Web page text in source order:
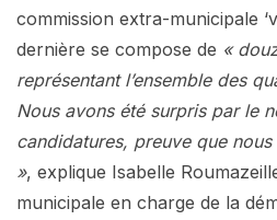
commission extra-municipale
dernière se compose de «
représentant l’ensemble des
Nous avons été surpris par le
candidatures, preuve que
», explique Isabelle
municipale en charge de la